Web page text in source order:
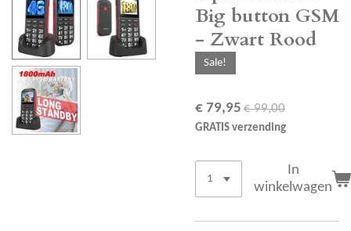
Big button GSM
- Zwart Rood
Sale!
€ 79,95 € 99,00
GRATIS verzending
In
winkelwagen